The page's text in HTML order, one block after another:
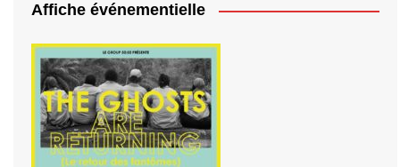
Affiche événementielle